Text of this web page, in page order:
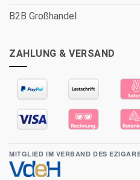
B2B Großhandel
ZAHLUNG & VERSAND
MITGLIED IM VERBAND DES